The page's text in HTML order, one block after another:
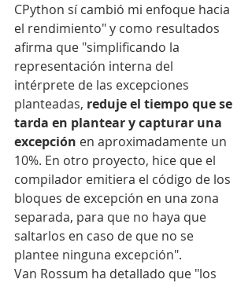
CPython sí cambió mi enfoque hacia
el rendimiento" y como resultados
afirma que "simplificando la
representación interna del
intérprete de las excepciones
planteadas, reduje el tiempo que se
tarda en plantear y capturar una
excepción en aproximadamente un
10%. En otro proyecto, hice que el
compilador emitiera el código de los
bloques de excepción en una zona
separada, para que no haya que
saltarlos en caso de que no se
plantee ninguna excepción".
Van Rossum ha detallado que "los